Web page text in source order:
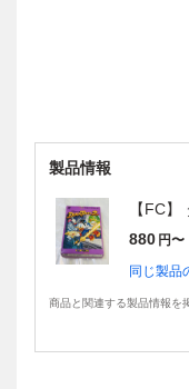
製品情報
【FC
880 円〜
同じ製品
商品と関連する製品情報を